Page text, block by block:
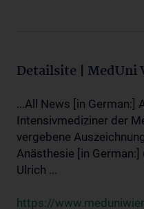
Detailsite | MedUni
...All News [in German:]
Intensivmediziner der
vergebene
Anästhesie [in
Ulrich ...
https://